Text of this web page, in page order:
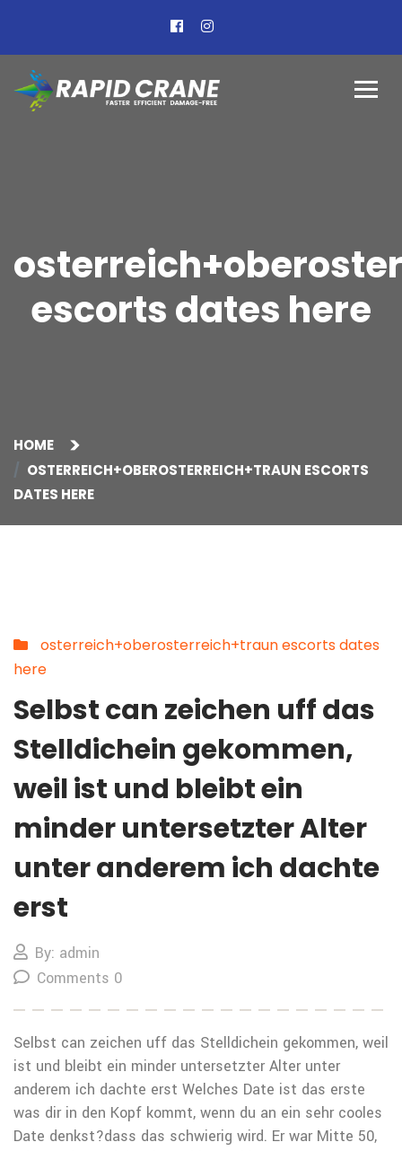
escorts dates here
HOME
OSTERREICH+OBEROSTERREICH+TRAUN ESCORTS
DATES HERE
osterreich+oberosterreich+traun escorts dates
here
Selbst can zeichen uff das
Stelldichein gekommen,
weil ist und bleibt ein
minder untersetzter Alter
unter anderem ich dachte
erst
By: admin
Comments 0
Selbst can zeichen uff das Stelldichein gekommen, weil
ist und bleibt ein minder untersetzter Alter unter
anderem ich dachte erst Welches Date ist das erste
was dir in den Kopf kommt, wenn du an ein sehr cooles
Date denkst?dass das schwierig wird. Er war Mitte 50,